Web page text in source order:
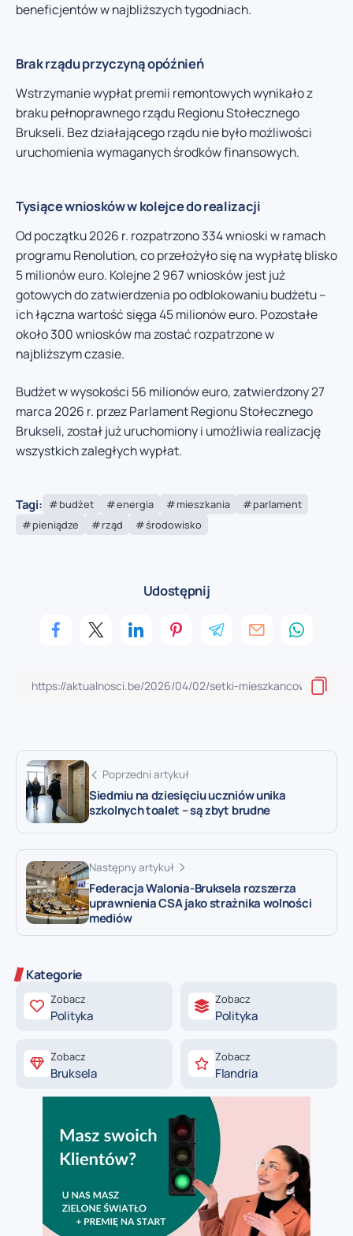
beneficjentów w najbliższych tygodniach.
Brak rządu przyczyną opóźnień
Wstrzymanie wypłat premii remontowych wynikało z
braku pełnoprawnego rządu Regionu Stołecznego
Brukseli. Bez działającego rządu nie było możliwości
uruchomienia wymaganych środków finansowych.
Tysiące wniosków w kolejce do realizacji
Od początku 2026 r. rozpatrzono 334 wnioski w ramach
programu Renolution, co przełożyło się na wypłatę blisko
5 milionów euro. Kolejne 2 967 wniosków jest już
gotowych do zatwierdzenia po odblokowaniu budżetu –
ich łączna wartość sięga 45 milionów euro. Pozostałe
około 300 wniosków ma zostać rozpatrzone w
najbliższym czasie.
Budżet w wysokości 56 milionów euro, zatwierdzony 27
marca 2026 r. przez Parlament Regionu Stołecznego
Brukseli, został już uruchomiony i umożliwia realizację
wszystkich zaległych wypłat.
Tagi: budżet energia mieszkania
parlament
pieniądze
rząd środowisko
Udostępnij
Poprzedni artykuł
Siedmiu na dziesięciu uczniów unika
szkolnych toalet – są zbyt brudne
Następny artykuł
Federacja Walonia-Bruksela rozszerza
uprawnienia CSA jako strażnika wolności
mediów
Kategorie
Zobacz
Polityka
Zobacz
Polityka
Zobacz
Bruksela
Zobacz
Flandria